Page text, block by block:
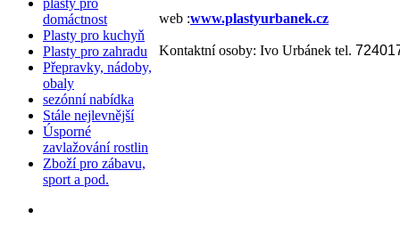
plasty pro
domáctnost
Plasty pro kuchyň
Plasty pro zahradu
Přepravky, nádoby,
obaly
sezónní nabídka
Stále nejlevnější
Úsporné
zavlažování rostlin
Zboží pro zábavu,
sport a pod.
web :www.plastyurbanek.cz
Kontaktní osoby: Ivo Urbánek tel.